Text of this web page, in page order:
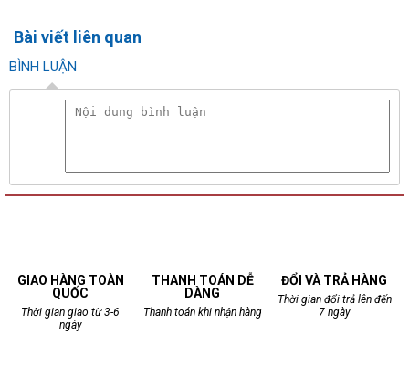
Bài viết liên quan
BÌNH LUẬN
GIAO HÀNG TOÀN
QUỐC
Thời gian giao từ 3-6
ngày
THANH TOÁN DỄ
DÀNG
Thanh toán khi nhận hàng
ĐỔI VÀ TRẢ HÀNG
Thời gian đổi trả lên đến
7 ngày